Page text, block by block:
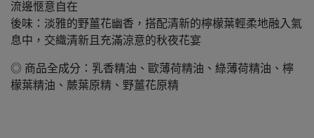
流邊愜意自在
後味：淡雅的野薑花幽香，搭配清新的檸檬葉輕柔地融入氣
息中，交織清新且充滿涼意的秋夜花宴
◎ 商品全成分：乳香精油、歐薄荷精油、綠薄荷精油、檸
檬葉精油、蕨葉原精、野薑花原精